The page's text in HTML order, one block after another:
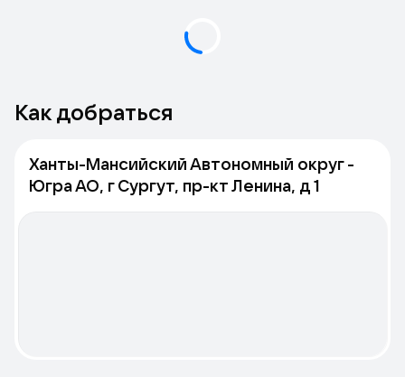
Как добраться
Ханты-Мансийский Автономный округ -
Югра АО, г Сургут, пр-кт Ленина, д 1